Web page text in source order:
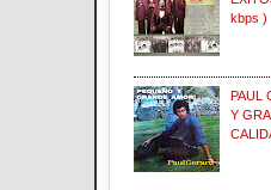
kbps )
PAUL
Y